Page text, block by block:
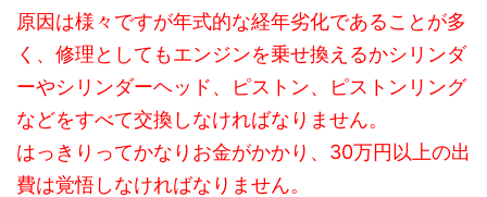
原因は様々ですが年式的な経年劣化であることが多
く、修理としてもエンジンを乗せ換えるかシリンダ
ーやシリンダーヘッド、ピストン、ピストンリング
などをすべて交換しなければなりません。
はっきりってかなりお金がかかり、30万円以上の出
費は覚悟しなければなりません。